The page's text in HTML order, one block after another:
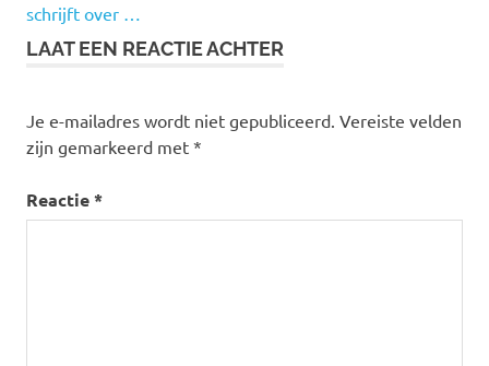
schrijft over …
LAAT EEN REACTIE ACHTER
Je e-mailadres wordt niet gepubliceerd. Vereiste velden
zijn gemarkeerd met *
Reactie*